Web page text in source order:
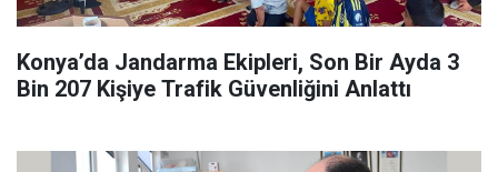
Konya’da Jandarma Ekipleri, Son Bir Ayda 3
Bin 207 Kişiye Trafik Güvenliğini Anlattı